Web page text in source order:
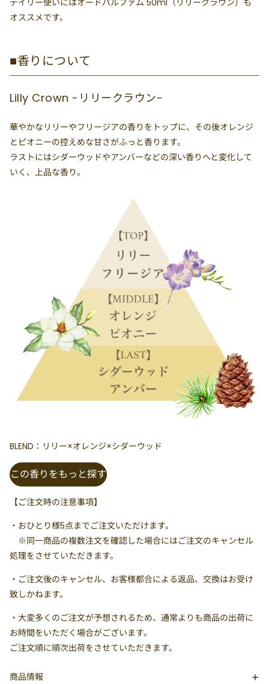
デイリー使いにはオードパルファム 50ml（リリークラウン） も
オススメです。
■香りについて
Lilly Crown -リリークラウン-
華やかなリリーやフリージアの香りをトップに、その後オレンジ
とピオニーの控えめな甘さがふっと香ります。
ラストにはシダーウッドやアンバーなどの深い香りへと変化して
いく、上品な香り。
BLEND：リリー×オレンジ×シダーウッド
この香りをもっと探す
【ご注文時の注意事項】
・ おひとり様5点までご注文いただけます。
※同一商品の複数注文を確認した場合にはご注文のキャンセル
処理をさせていただきます。
・ご注文後のキャンセル、お客様都合による返品、交換はお受け
致しかねます。
・大変多くのご注文が予想されるため、通常よりも商品の出荷に
お時間をいただく場合がございます。
ご注文順に順次出荷をさせていただきます。
商品情報